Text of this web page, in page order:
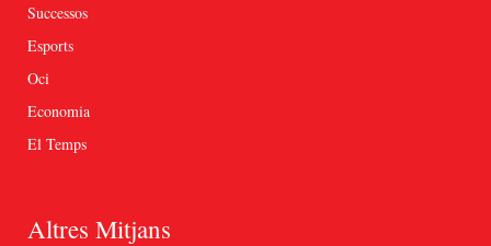
Successos
Esports
Oci
Economia
El Temps
Altres Mitjans